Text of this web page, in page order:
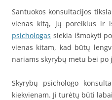
Santuokos konsultacijos
vienas kitą, jų poreikius ir
psichologas siekia išmokyti
vienas kitam, kad būtų
nariams skyrybų metu bei po
Skyrybų psichologo
kiekvienam. Ji turėtų būti